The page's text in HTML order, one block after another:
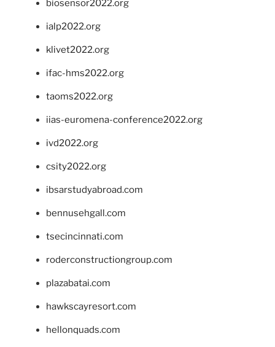
biosensor2022.org
ialp2022.org
klivet2022.org
ifac-hms2022.org
taoms2022.org
iias-euromena-conference2022.org
ivd2022.org
csity2022.org
ibsarstudyabroad.com
bennusehgall.com
tsecincinnati.com
roderconstructiongroup.com
plazabatai.com
hawkscayresort.com
hellonquads.com